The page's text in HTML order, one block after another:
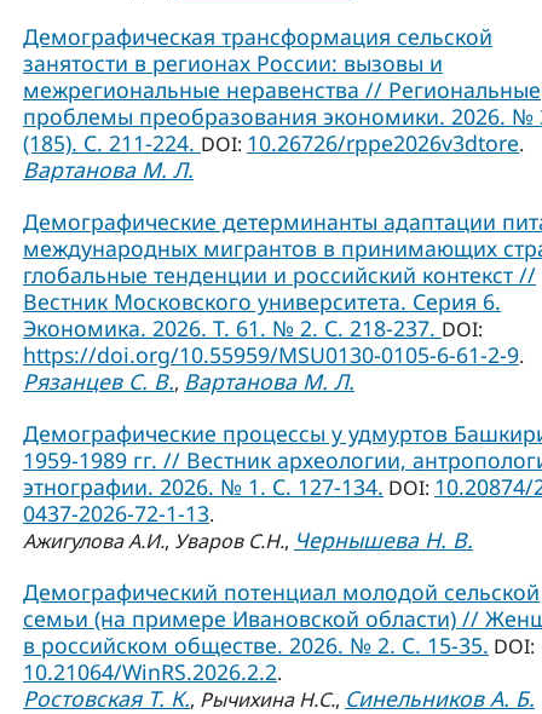
Демографическая трансформация сельской
занятости в регионах России: вызовы и
межрегиональные неравенства // Региональные
проблемы преобразования экономики. 2026. №
(185). С. 211-224. DOI: 10.26726/rppe2026v3dtore.
Вартанова М. Л.
Демографические детерминанты адаптации
международных мигрантов в принимающих
глобальные тенденции и российский контекст //
Вестник Московского университета. Серия 6.
Экономика. 2026. Т. 61. № 2. С. 218-237. DOI:
https://doi.org/10.55959/MSU0130-0105-6-61-2-9.
Рязанцев С. В., Вартанова М. Л.
Демографические процессы у удмуртов
1959-1989 гг. // Вестник археологии,
этнографии. 2026. № 1. С. 127-134. DOI: 10.20874/
0437-2026-72-1-13.
Ажигулова А.И., Уваров С.Н., Чернышева Н. В.
Демографический потенциал молодой сельской
семьи (на примере Ивановской области) //
в российском обществе. 2026. № 2. С. 15-35. DOI:
10.21064/WinRS.2026.2.2.
Ростовская Т. К., Рычихина Н.С., Синельников А. Б.